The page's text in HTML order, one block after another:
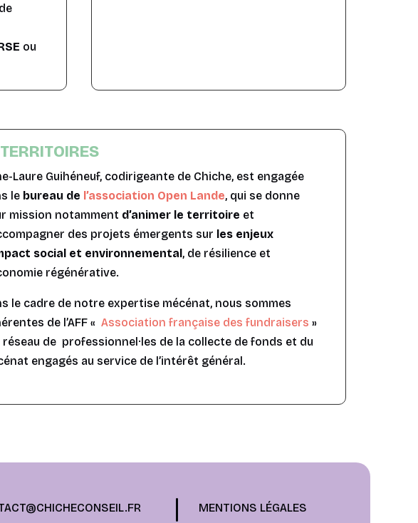
ou
Laure Guihéneuf, codirigeante de Chiche, est engagée
le bureau de l’association Open Lande, qui se donne
mission notamment d’animer le territoire et
des projets émergents sur les enjeux
social et environnemental, de résilience et
régénérative.
le cadre de notre expertise mécénat, nous sommes
de l’AFF «Association française des fundraisers»
réseau de professionnel·les de la collecte de fonds et du
engagés au service de l’intérêt général.
MENTIONS LÉGALES